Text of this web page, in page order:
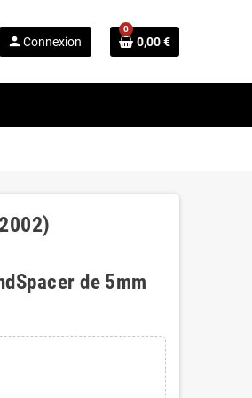
person Connexion
0
0,00 €
de 5mm